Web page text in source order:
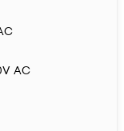
AC